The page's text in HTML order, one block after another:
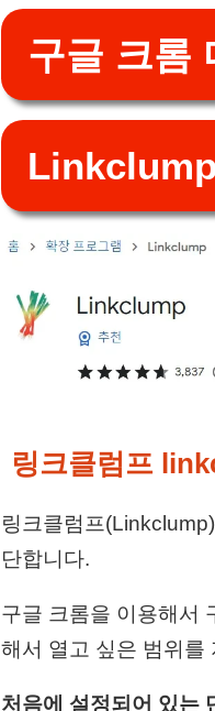
구글 크롬
링크클럼프
링크클럼프
단합니다.
구글 크롬을 이용해서
해서 열고 싶은 범위를
처음에 설정되어 있는